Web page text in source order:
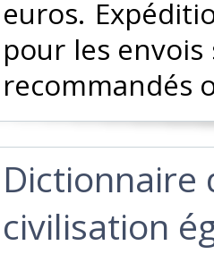
euros.
pour les envois
recommandés
‎Dictionnaire
civilisation